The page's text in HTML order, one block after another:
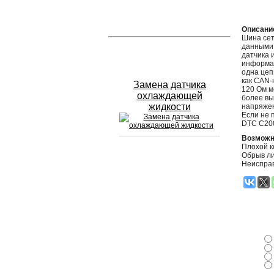
Замена датчика
охлаждающей
жидкости
Шина
датчика
одна
как
120 Ом
более
Если не
DTC
Плохой
Обрыв